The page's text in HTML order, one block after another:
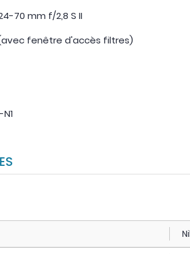
70 mm f/2,8 S II
(avec fenêtre d'accès filtres)